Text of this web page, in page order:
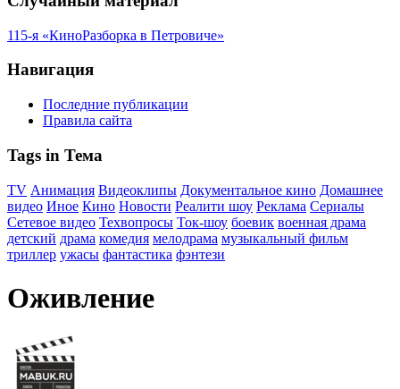
115-я «КиноРазборка в Петровиче»
Навигация
Последние публикации
Правила сайта
Tags in Тема
TV Анимация Видеоклипы Документальное кино Домашнее
видео Иное Кино Новости Реалити шоу Реклама Сериалы
Сетевое видео Техвопросы Ток-шоу боевик военная драма
детский драма комедия мелодрама музыкальный фильм
триллер ужасы фантастика фэнтези
Оживление